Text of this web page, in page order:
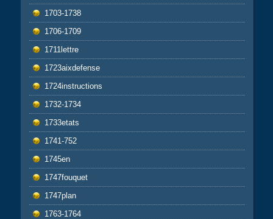
1703-1738
1706-1709
1711lettre
1723aixdefense
1724instructions
1732-1734
1733etats
1741-752
1745en
1747fouquet
1747plan
1763-1764